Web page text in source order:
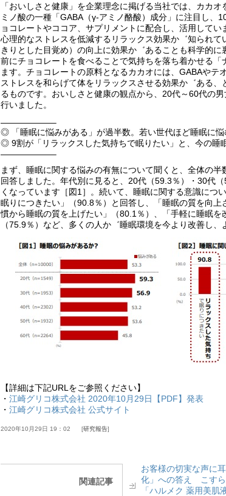
「おいしさと健康」を企業理念に掲げる当社では、カカ
ミノ酸の一種「GABA（γ-アミノ酪酸）成分」に注目し、
ョコレートやココア、サプリメントに配合し、活用してい
心理的なストレスを低減するリラックス効果か゛知られ
きりとした目覚め）の向上に効果か゛あることも科学的
前にチョコレートを食べることで気持ちを落ち着かせる
ます。チョコレートの原料となるカカオには、GABAやテ
ストレスを和らげて体をリラックスさせる効果か゛ある
るものです。おいしさと健康の観点から、20代～60代の
行いました。
——————–
◎ 「睡眠に悩みがある」が過半数。若い世代ほど睡眠に悩
◎ 9割が「リラックスした気持ちで眠りたい」と、今の睡
——————–
まず、睡眠に関する悩みの有無について聞くと、全体の
回答しました。年代別に見ると、20代（59.3％）・30代
くなっています［図1］。続いて、睡眠に関する意識につ
眠りにつきたい」（90.8％）と回答し、「睡眠の質を向
慣から睡眠の質を上げたい」（80.1％）、「手軽に睡眠を
（75.9％）など、多くの人か゛睡眠環境を今より改善し、
【詳細は下記URLをご参照ください】
・ 江崎グリコ株式会社 2020年10月29日【PDF】発表
・ 江崎グリコ株式会社 公式サイト
2020年10月29日 19：02 研究報告
関連記事
お客様の切実な声に
化」への答え こすら
「ハルメク 薬用美肌